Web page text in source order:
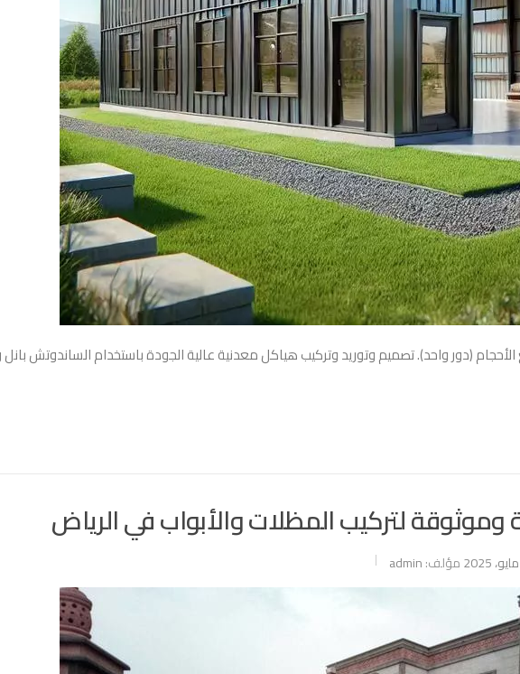
(دور واحد). تصميم وتوريد وتركيب هياكل معدنية عالية الجودة باستخدام الساندوتش بانل
لتركيب المظلات والأبواب في الرياض
مؤلف:admin